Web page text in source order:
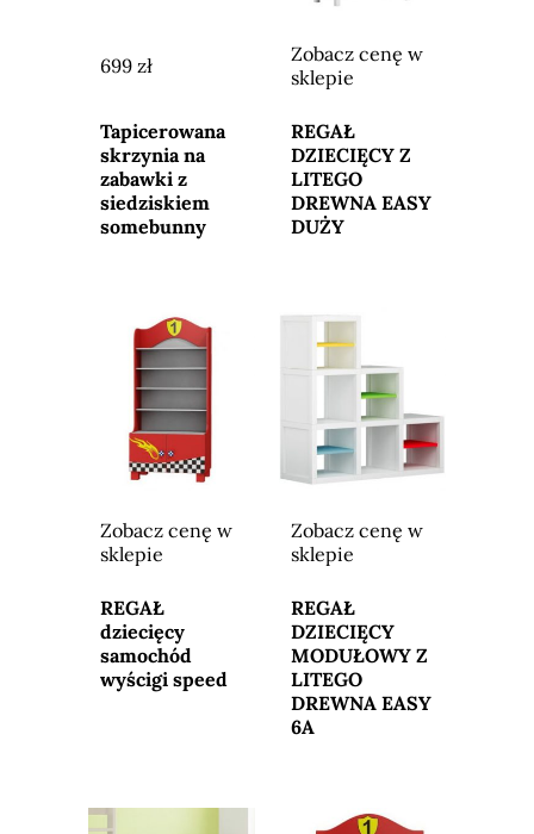
699 zł
sklepu
Tapicerowana
skrzynia na
zabawki z
siedziskiem
somebunny
Zobacz cenę w
sklepie
sklepu
REGAŁ
DZIECIĘCY Z
LITEGO
DREWNA EASY
DUŻY
Zobacz cenę w
sklepie
sklepu
REGAŁ
dziecięcy
samochód
wyścigi speed
Zobacz cenę w
sklepie
sklepu
REGAŁ
DZIECIĘCY
MODUŁOWY Z
LITEGO
DREWNA EASY
6A